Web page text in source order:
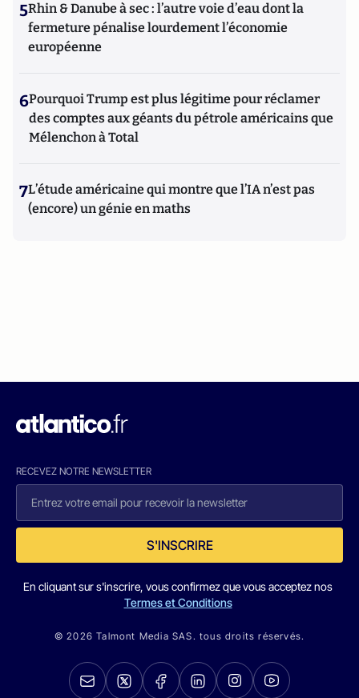
5Rhin & Danube à sec : l’autre voie d’eau dont la
fermeture pénalise lourdement l’économie
européenne
6Pourquoi Trump est plus légitime pour réclamer
des comptes aux géants du pétrole américains que
Mélenchon à Total
7L’étude américaine qui montre que l’IA n’est pas
(encore) un génie en maths
RECEVEZ NOTRE NEWSLETTER
S'INSCRIRE
En cliquant sur s'inscrire, vous confirmez que vous acceptez nos
Termes et Conditions
© 2026 Talmont Media SAS. tous droits réservés.